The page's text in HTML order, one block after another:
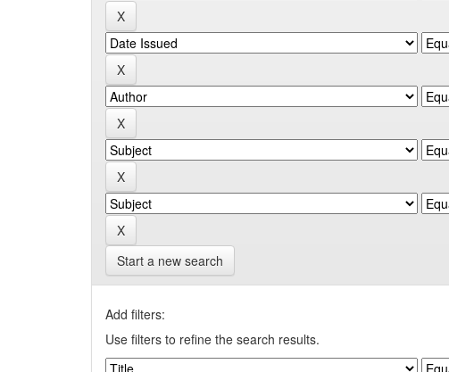
Start a new search
Add filters:
Use filters to refine the search results.